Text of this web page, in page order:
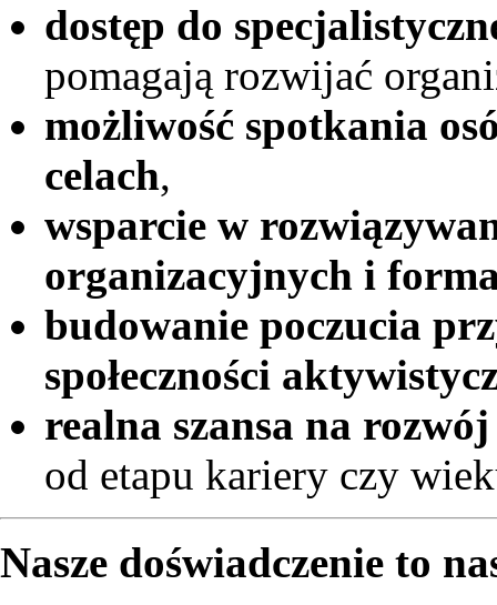
dostęp do
pomagają rozwijać
możliwość spotkania
celach,
wsparcie w
organizacyjnych i
budowanie poczucia
społeczności
realna szansa na
od etapu kariery czy
Nasze doświadczenie to